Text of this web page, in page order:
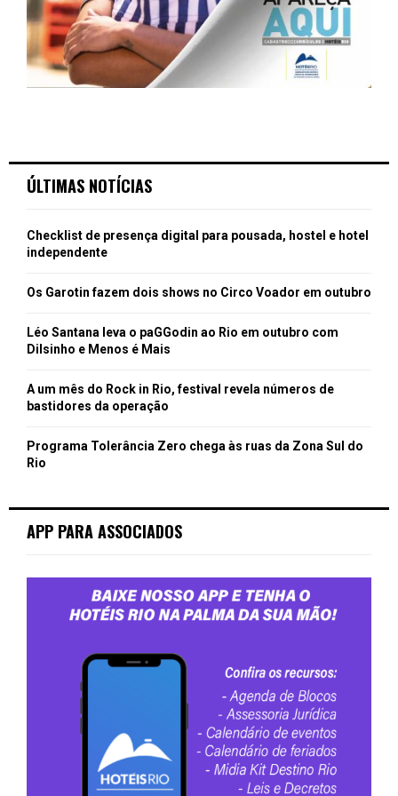
ÚLTIMAS NOTÍCIAS
Checklist de presença digital para pousada, hostel e hotel
independente
Os Garotin fazem dois shows no Circo Voador em outubro
Léo Santana leva o paGGodin ao Rio em outubro com
Dilsinho e Menos é Mais
A um mês do Rock in Rio, festival revela números de
bastidores da operação
Programa Tolerância Zero chega às ruas da Zona Sul do
Rio
APP PARA ASSOCIADOS